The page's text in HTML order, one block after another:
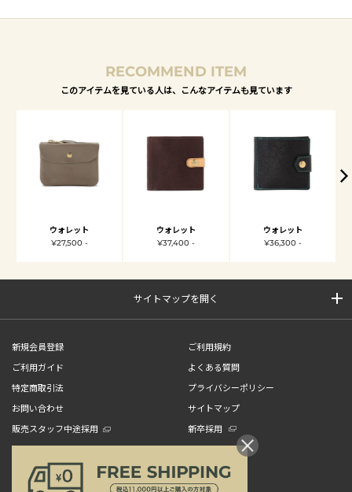
RECOMMEND ITEM
このアイテムを見ている人は、こんなアイテムも見ています
ウォレット
¥27,500 -
ウォレット
¥37,400 -
ウォレット
¥36,300 -
サイトマップを開く
新規会員登録
ご利用規約
ご利用ガイド
よくある質問
特定商取引法
プライバシーポリシー
お問い合わせ
サイトマップ
販売スタッフ中途採用
新卒採用